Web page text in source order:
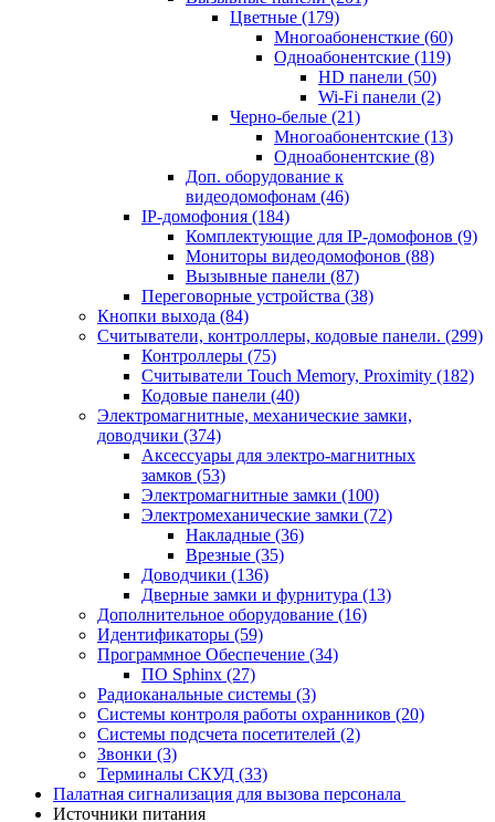
Цветные (179)
Многоабоненсткие (60)
Одноабонентские (119)
HD панели (50)
Wi-Fi панели (2)
Черно-белые (21)
Многоабонентские (13)
Одноабонентские (8)
Доп. оборудование к
видеодомофонам (46)
IP-домофония (184)
Комплектующие для IP-домофонов (9)
Мониторы видеодомофонов (88)
Вызывные панели (87)
Переговорные устройства (38)
Кнопки выхода (84)
Считыватели, контроллеры, кодовые панели. (299)
Контроллеры (75)
Считыватели Touch Memory, Proximity (182)
Кодовые панели (40)
Электромагнитные, механические замки,
доводчики (374)
Аксессуары для электро-магнитных
замков (53)
Электромагнитные замки (100)
Электромеханические замки (72)
Накладные (36)
Врезные (35)
Доводчики (136)
Дверные замки и фурнитура (13)
Дополнительное оборудование (16)
Идентификаторы (59)
Программное Обеспечение (34)
ПО Sphinx (27)
Радиоканальные системы (3)
Системы контроля работы охранников (20)
Системы подсчета посетителей (2)
Звонки (3)
Терминалы СКУД (33)
Палатная сигнализация для вызова персонала
Источники питания